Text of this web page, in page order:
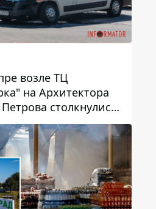
возле ТЦ
на Архитектора
столкнулись
и Toyota: трамваи